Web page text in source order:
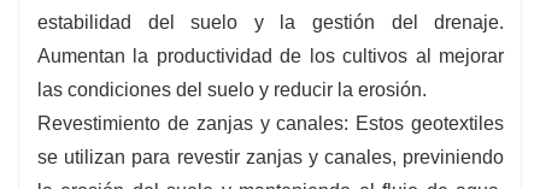
estabilidad del suelo y la gestión del drenaje.
Aumentan la productividad de los cultivos al mejorar
las condiciones del suelo y reducir la erosión.
Revestimiento de zanjas y canales: Estos geotextiles
se utilizan para revestir zanjas y canales, previniendo